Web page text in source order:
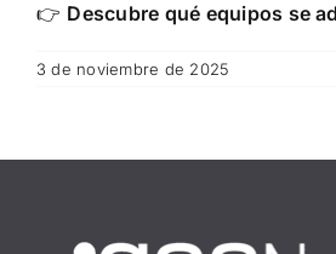
👉 Descubre qué equipos se
3 de noviembre de 2025